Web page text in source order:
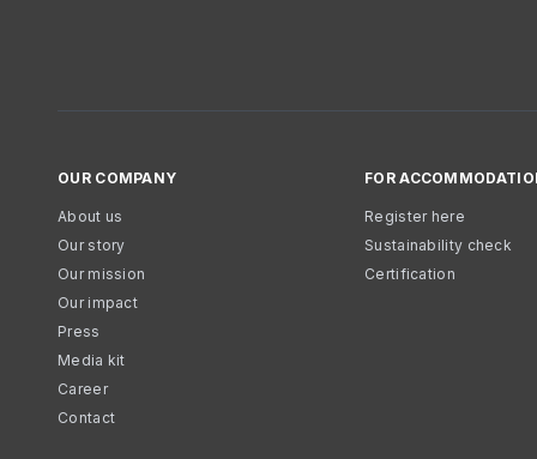
OUR COMPANY
About us
Our story
Our mission
Our impact
Press
Media kit
Career
Contact
FOR
Register here
Sustainability check
Certification